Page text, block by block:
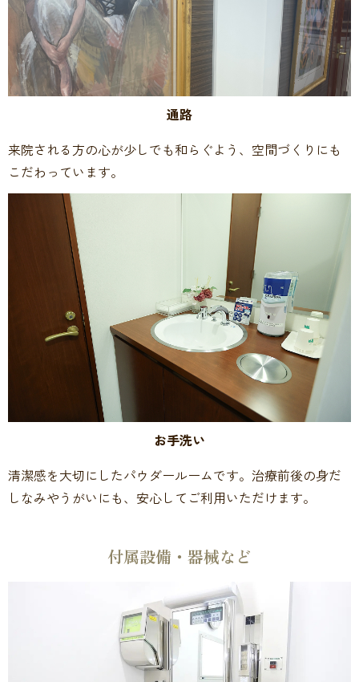
通路
来院される方の心が少しでも和らぐよう、空間づくりにも
こだわっています。
お手洗い
清潔感を大切にしたパウダールームです。治療前後の身だ
しなみやうがいにも、安心してご利用いただけます。
付属設備・器械など